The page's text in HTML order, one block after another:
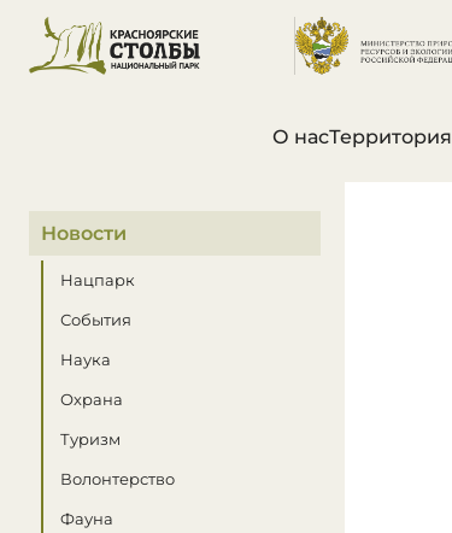
О насТерритория
В этом разделе
Новости
Нацпарк
События
Наука
Охрана
Туризм
Волонтерство
Фауна